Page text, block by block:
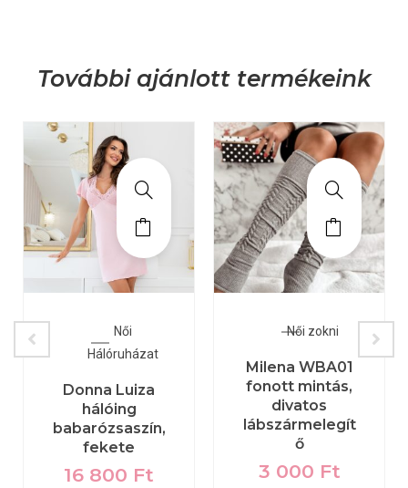
További ajánlott termékeink
Női
Hálóruházat
Donna Luiza
hálóing
babarózsaszín,
fekete
16 800 Ft
Női zokni
Milena WBA01
fonott mintás,
divatos
lábszármelegít
ő
3 000 Ft